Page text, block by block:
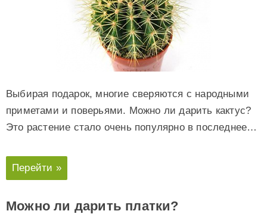
Выбирая подарок, многие сверяются с народными
приметами и поверьями. Можно ли дарить кактус?
Это растение стало очень популярно в последнее…
Перейти »
Можно ли дарить платки?